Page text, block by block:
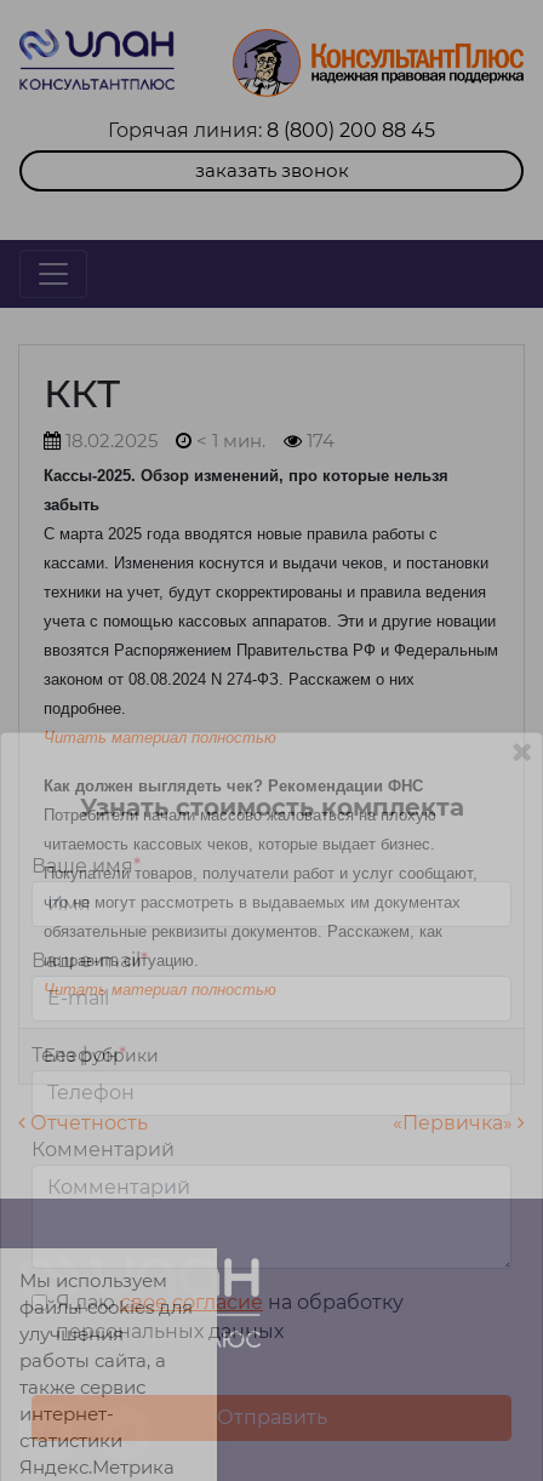
Горячая линия: 8 (800) 200 88 45
заказать звонок
ККТ
18.02.2025 < 1 мин. 174
Кассы-2025. Обзор изменений, про которые нельзя
забыть
С марта 2025 года вводятся новые правила работы с
кассами. Изменения коснутся и выдачи чеков, и постановки
техники на учет, будут скорректированы и правила ведения
учета с помощью кассовых аппаратов. Эти и другие новации
ввозятся Распоряжением Правительства РФ и Федеральным
законом от 08.08.2024 N 274-ФЗ. Расскажем о них
подробнее.
Читать материал полностью
Как должен выглядеть чек? Рекомендации ФНС
Потребители начали массово жаловаться на плохую
читаемость кассовых чеков, которые выдает бизнес.
Покупатели товаров, получатели работ и услуг сообщают,
что не могут рассмотреть в выдаваемых им документах
обязательные реквизиты документов. Расскажем, как
исправить ситуацию.
Читать материал полностью
Без рубрики
Навигация по записям
Отчетность «Первичка»
Узнать стоимость комплекта
Ваше имя*
Ваш e-mail*
Телефон*
Комментарий
Я даюсвое согласие на обработку
персональных данных
Мы используем
файлы cookies для
улучшения
работы сайта, а
также сервис
интернет-
статистики
Яндекс.Метрика